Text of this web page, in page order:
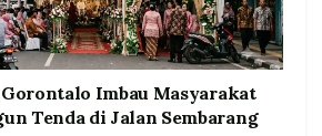
Imbau Masyarakat
Tenda di Jalan Sembarang